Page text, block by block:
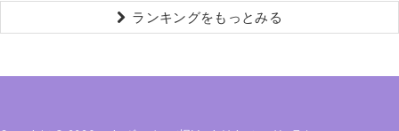
ランキングをもっとみる